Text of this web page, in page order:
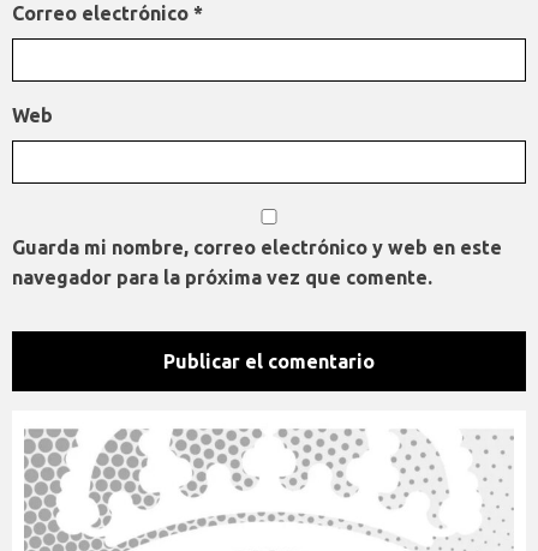
Correo electrónico *
Web
Guarda mi nombre, correo electrónico y web en este
navegador para la próxima vez que comente.